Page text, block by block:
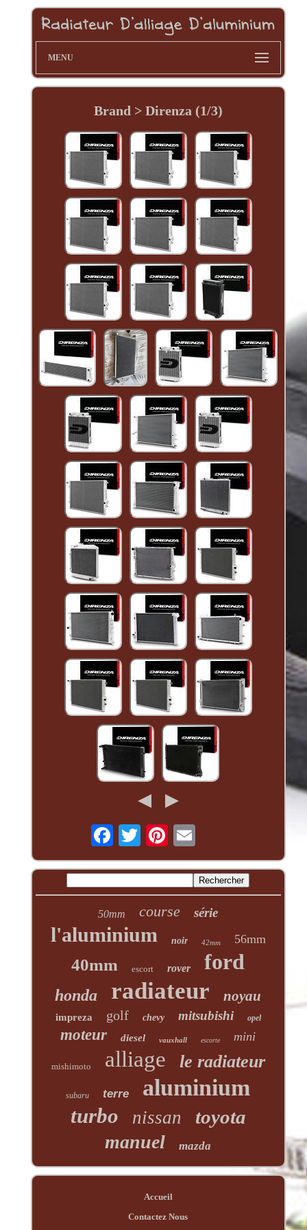
MENU
Brand > Direnza (1/3)
50mm course série
l'aluminium noir 42mm 56mm
40mm escort rover ford
honda radiateur noyau
impreza golf chevy mitsubishi opel
moteur diesel vauxhall escorte mini
mishimoto alliage le radiateur
subaru terre aluminium
turbo nissan toyota
manuel mazda
Accueil
Contactez Nous